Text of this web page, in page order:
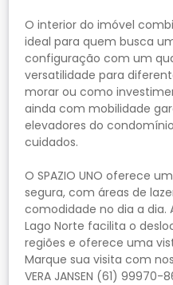
O interior do imóvel
ideal para quem busca
configuração com um
versatilidade para
morar ou como
ainda com mobilidade
elevadores do
cuidados.
O SPAZIO UNO oferece
segura, com áreas de
comodidade no dia a dia.
Lago Norte facilita o
regiões e oferece uma
Marque sua visita com
VERA JANSEN (61) 99970-